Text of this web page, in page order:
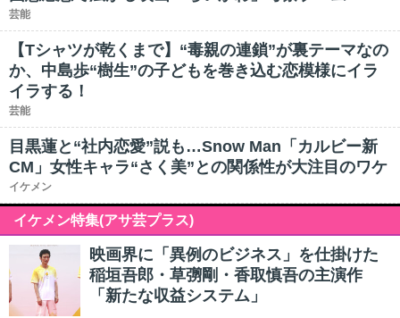
芸能
【Tシャツが乾くまで】“毒親の連鎖”が裏テーマなの
か、中島歩“樹生”の子どもを巻き込む恋模様にイラ
イラする！
芸能
目黒蓮と“社内恋愛”説も…Snow Man「カルビー新
CM」女性キャラ“さく美”との関係性が大注目のワケ
イケメン
イケメン特集(アサ芸プラス)
映画界に「異例のビジネス」を仕掛けた
稲垣吾郎・草彅剛・香取慎吾の主演作
「新たな収益システム」